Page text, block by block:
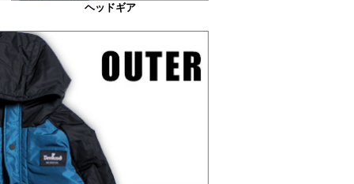
ヘッドギア